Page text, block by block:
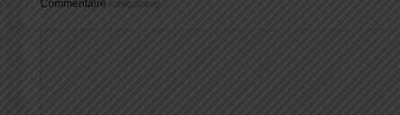
Commentaire (obligatoire)